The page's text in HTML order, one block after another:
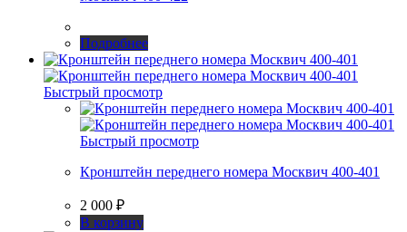
Подробнее
Быстрый просмотр
Быстрый просмотр
Кронштейн переднего номера Москвич 400-401
2 000 ₽
В корзину